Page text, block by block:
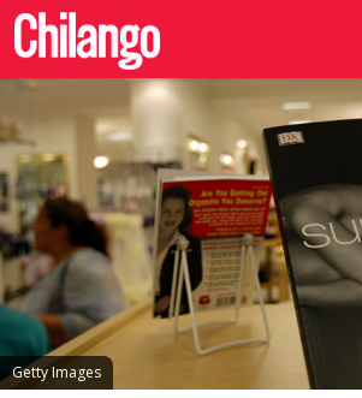
Getty Images